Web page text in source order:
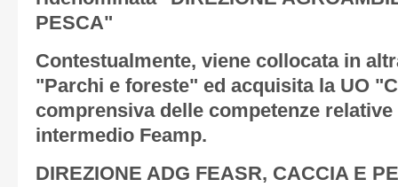
PESCA"
Contestualmente, viene collocata in
"Parchi e foreste" ed acquisita la UO
comprensiva delle competenze
intermedio Feamp.
DIREZIONE ADG FEASR, CACCIA E